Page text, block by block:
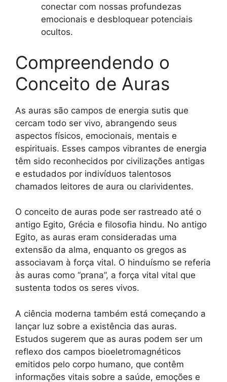
conectar com nossas profundezas
emocionais e desbloquear potenciais
ocultos.
Compreendendo o
Conceito de Auras
As auras são campos de energia sutis que
cercam todo ser vivo, abrangendo seus
aspectos físicos, emocionais, mentais e
espirituais. Esses campos vibrantes de energia
têm sido reconhecidos por civilizações antigas
e estudados por indivíduos talentosos
chamados leitores de aura ou clarividentes.
O conceito de auras pode ser rastreado até o
antigo Egito, Grécia e filosofia hindu. No antigo
Egito, as auras eram consideradas uma
extensão da alma, enquanto os gregos as
associavam à força vital. O hinduísmo se referia
às auras como “prana”, a força vital vital que
sustenta todos os seres vivos.
A ciência moderna também está começando a
lançar luz sobre a existência das auras.
Estudos sugerem que as auras podem ser um
reflexo dos campos bioeletromagnéticos
emitidos pelo corpo humano, que contêm
informações vitais sobre a saúde, emoções e